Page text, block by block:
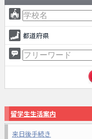
都道府県
留学生生活案内
来日後手続き